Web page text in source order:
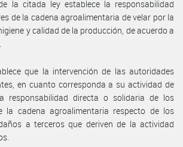
la citada ley establece la responsabilidad
de la cadena agroalimentaria de velar por la
y calidad de la producción, de acuerdo a
que la intervención de las autoridades
en cuanto corresponda a su actividad de
responsabilidad directa o solidaria de los
la cadena agroalimentaria respecto de los
a terceros que deriven de la actividad